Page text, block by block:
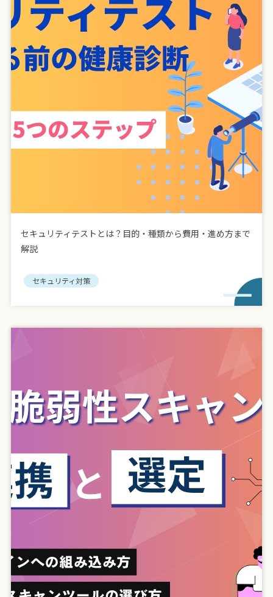
セキュリティテストとは？目的・種類から費用・進め方まで
解説
セキュリティ対策